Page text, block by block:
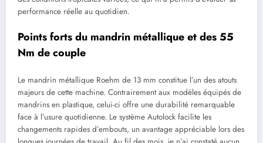
performance réelle au quotidien.
Points forts du mandrin métallique et des 55
Nm de couple
Le mandrin métallique Roehm de 13 mm constitue l’un des atouts
majeurs de cette machine. Contrairement aux modèles équipés de
mandrins en plastique, celui-ci offre une durabilité remarquable
face à l’usure quotidienne. Le système Autolock facilite les
changements rapides d’embouts, un avantage appréciable lors des